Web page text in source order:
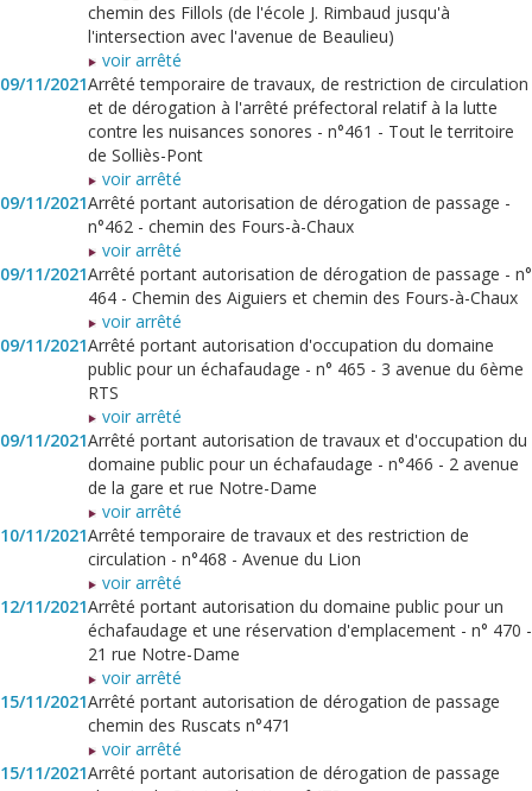
chemin des Fillols (de l'école J. Rimbaud jusqu'à
l'intersection avec l'avenue de Beaulieu)
voir arrêté
09/11/2021Arrêté temporaire de travaux, de restriction de circulation
et de dérogation à l'arrêté préfectoral relatif à la lutte
contre les nuisances sonores - n°461 - Tout le territoire
de Solliès-Pont
voir arrêté
09/11/2021Arrêté portant autorisation de dérogation de passage -
n°462 - chemin des Fours-à-Chaux
voir arrêté
09/11/2021Arrêté portant autorisation de dérogation de passage - n°
464 - Chemin des Aiguiers et chemin des Fours-à-Chaux
voir arrêté
09/11/2021Arrêté portant autorisation d'occupation du domaine
public pour un échafaudage - n° 465 - 3 avenue du 6ème
RTS
voir arrêté
09/11/2021Arrêté portant autorisation de travaux et d'occupation du
domaine public pour un échafaudage - n°466 - 2 avenue
de la gare et rue Notre-Dame
voir arrêté
10/11/2021Arrêté temporaire de travaux et des restriction de
circulation - n°468 - Avenue du Lion
voir arrêté
12/11/2021Arrêté portant autorisation du domaine public pour un
échafaudage et une réservation d'emplacement - n° 470 -
21 rue Notre-Dame
voir arrêté
15/11/2021Arrêté portant autorisation de dérogation de passage
chemin des Ruscats n°471
voir arrêté
15/11/2021Arrêté portant autorisation de dérogation de passage